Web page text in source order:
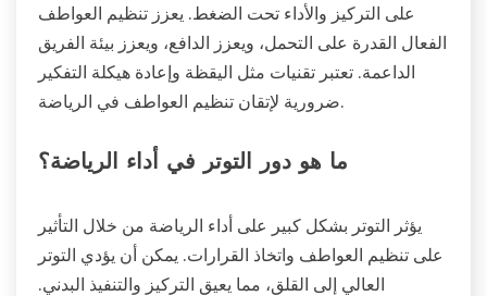
على التركيز والأداء تحت الضغط. يعزز تنظيم العواطف
الفعال القدرة على التحمل، ويعزز الدافع، ويعزز بيئة الفريق
الداعمة. تعتبر تقنيات مثل اليقظة وإعادة هيكلة التفكير
ضرورية لإتقان تنظيم العواطف في الرياضة.
ما هو دور التوتر في أداء الرياضة؟
يؤثر التوتر بشكل كبير على أداء الرياضة من خلال التأثير
على تنظيم العواطف واتخاذ القرارات. يمكن أن يؤدي التوتر
العالي إلى القلق، مما يعيق التركيز والتنفيذ البدني.